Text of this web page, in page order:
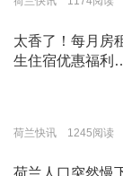
太香了！每月房
生住宿优惠福利
荷兰快讯 1245阅读
荷兰人口突然慢